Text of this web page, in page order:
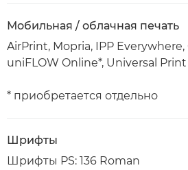
Мобильная / облачная печать
AirPrint, Mopria, IPP Everywhere,
uniFLOW Online*, Universal
* приобретается отдельно
Шрифты
Шрифты PS: 136 Roman